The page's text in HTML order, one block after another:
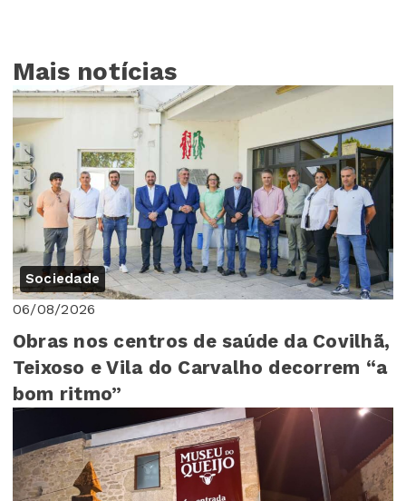
Mais notícias
Sociedade
06/08/2026
Obras nos centros de saúde da Covilhã,
Teixoso e Vila do Carvalho decorrem “a
bom ritmo”